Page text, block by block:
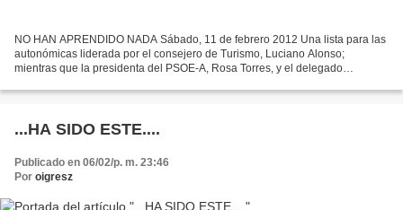
NO HAN APRENDIDO NADA Sábado, 11 de febrero 2012 Una lista para las
autonómicas liderada por el consejero de Turismo, Luciano Alonso;
mientras que la presidenta del PSOE-A, Rosa Torres, y el delegado
...HA SIDO ESTE....
Publicado en 06/02/p. m. 23:46
Por oigresz